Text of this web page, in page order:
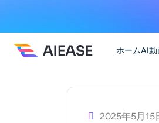
ホームAI動
2025年5月15